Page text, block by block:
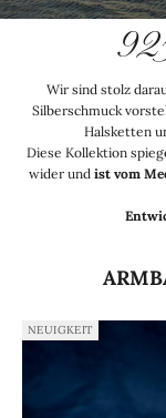
Wir sind stolz
Silberschmuck
Halsketten
Diese Kollektion
wider und ist vom
NEUIGKEIT